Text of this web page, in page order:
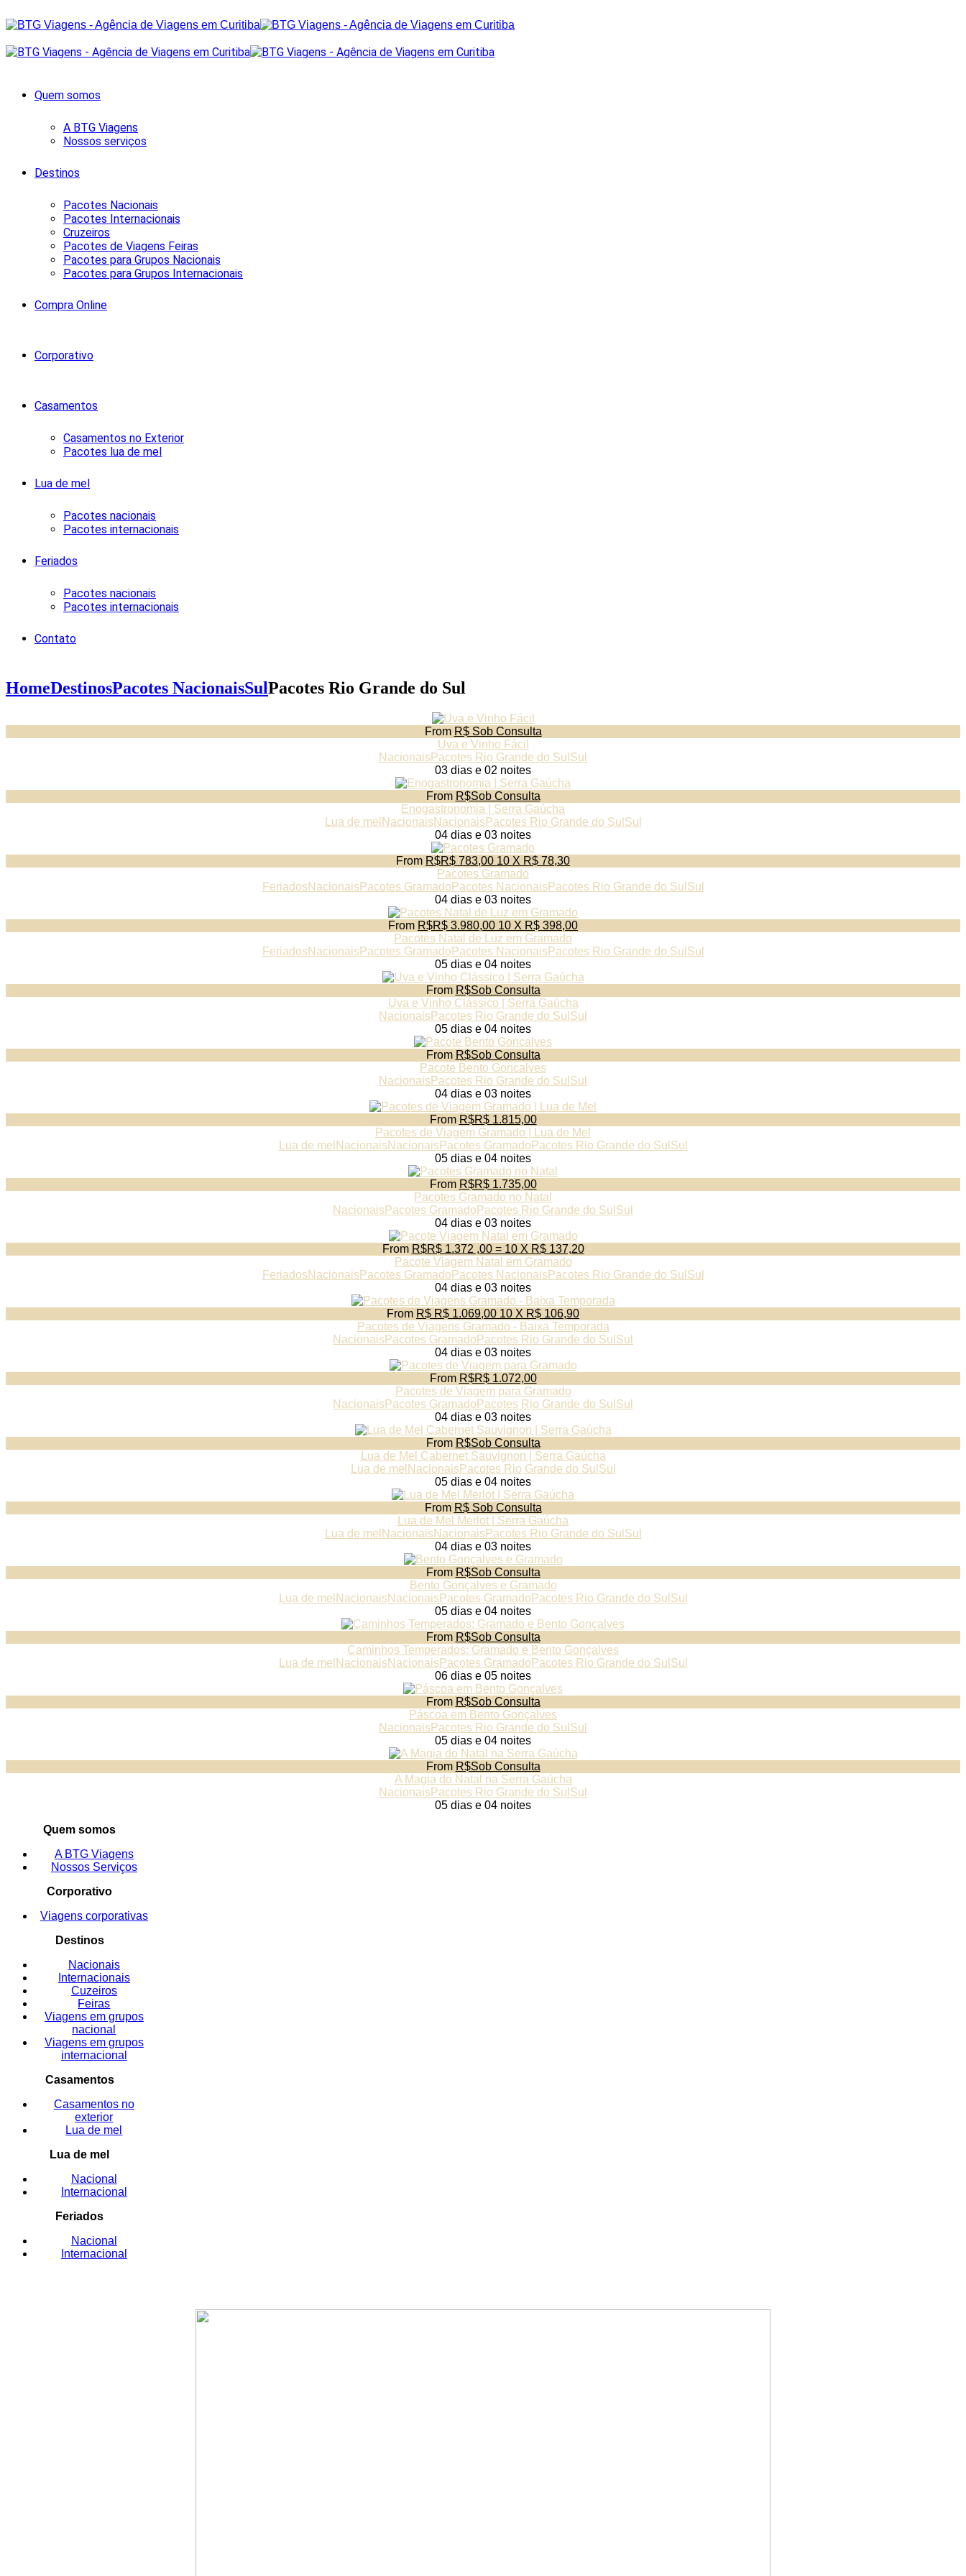
Quem somos
A BTG Viagens
Nossos serviços
Destinos
Pacotes Nacionais
Pacotes Internacionais
Cruzeiros
Pacotes de Viagens Feiras
Pacotes para Grupos Nacionais
Pacotes para Grupos Internacionais
Compra Online
Corporativo
Casamentos
Casamentos no Exterior
Pacotes lua de mel
Lua de mel
Pacotes nacionais
Pacotes internacionais
Feriados
Pacotes nacionais
Pacotes internacionais
Contato
HomeDestinosPacotes NacionaisSulPacotes Rio Grande do Sul
From R$ Sob Consulta
Uva e Vinho Fácil
NacionaisPacotes Rio Grande do Sul Sul
03 dias e 02 noites
From R$Sob Consulta
Enogastronomia | Serra Gaúcha
Lua de mel NacionaisNacionaisPacotes Rio Grande do Sul Sul
04 dias e 03 noites
From R$R$ 783,00 10 X R$ 78,30
Pacotes Gramado
FeriadosNacionaisPacotes Gramado Pacotes NacionaisPacotes Rio Grande do Sul Sul
04 dias e 03 noites
From R$R$ 3.980,00 10 X R$ 398,00
Pacotes Natal de Luz em Gramado
FeriadosNacionaisPacotes Gramado Pacotes NacionaisPacotes Rio Grande do Sul Sul
05 dias e 04 noites
From R$Sob Consulta
Uva e Vinho Clássico | Serra Gaúcha
NacionaisPacotes Rio Grande do Sul Sul
05 dias e 04 noites
From R$Sob Consulta
Pacote Bento Goncalves
NacionaisPacotes Rio Grande do Sul Sul
04 dias e 03 noites
From R$R$ 1.815,00
Pacotes de Viagem Gramado | Lua de Mel
Lua de mel NacionaisNacionaisPacotes Gramado Pacotes Rio Grande do Sul Sul
05 dias e 04 noites
From R$R$ 1.735,00
Pacotes Gramado no Natal
NacionaisPacotes Gramado Pacotes Rio Grande do Sul Sul
04 dias e 03 noites
From R$R$ 1.372 ,00 = 10 X R$ 137,20
Pacote Viagem Natal em Gramado
FeriadosNacionaisPacotes Gramado Pacotes NacionaisPacotes Rio Grande do Sul Sul
04 dias e 03 noites
From R$ R$ 1.069,00 10 X R$ 106,90
Pacotes de Viagens Gramado - Baixa Temporada
NacionaisPacotes Gramado Pacotes Rio Grande do Sul Sul
04 dias e 03 noites
From R$R$ 1.072,00
Pacotes de Viagem para Gramado
NacionaisPacotes Gramado Pacotes Rio Grande do Sul Sul
04 dias e 03 noites
From R$Sob Consulta
Lua de Mel Cabernet Sauvignon | Serra Gaúcha
Lua de mel NacionaisPacotes Rio Grande do Sul Sul
05 dias e 04 noites
From R$ Sob Consulta
Lua de Mel Merlot | Serra Gaúcha
Lua de mel NacionaisNacionaisPacotes Rio Grande do Sul Sul
04 dias e 03 noites
From R$Sob Consulta
Bento Gonçalves e Gramado
Lua de mel NacionaisNacionaisPacotes Gramado Pacotes Rio Grande do Sul Sul
05 dias e 04 noites
From R$Sob Consulta
Caminhos Temperados: Gramado e Bento Gonçalves
Lua de mel NacionaisNacionaisPacotes Gramado Pacotes Rio Grande do Sul Sul
06 dias e 05 noites
From R$Sob Consulta
Páscoa em Bento Gonçalves
NacionaisPacotes Rio Grande do Sul Sul
05 dias e 04 noites
From R$Sob Consulta
A Magia do Natal na Serra Gaúcha
NacionaisPacotes Rio Grande do Sul Sul
05 dias e 04 noites
Quem somos
A BTG Viagens
Nossos Serviços
Corporativo
Viagens corporativas
Destinos
Nacionais
Internacionais
Cuzeiros
Feiras
Viagens em grupos
nacional
Viagens em grupos
internacional
Casamentos
Casamentos no
exterior
Lua de mel
Lua de mel
Nacional
Internacional
Feriados
Nacional
Internacional